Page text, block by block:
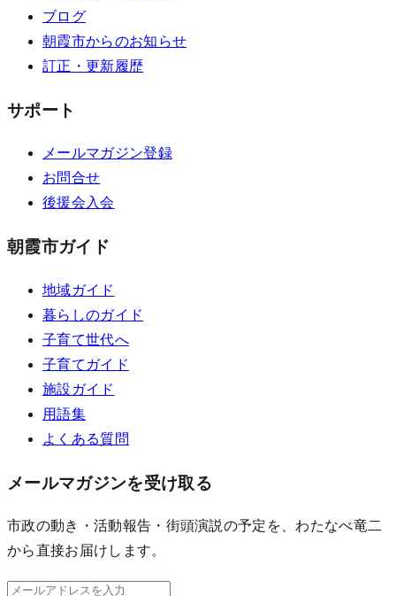
ブログ
朝霞市からのお知らせ
訂正・更新履歴
サポート
メールマガジン登録
お問合せ
後援会入会
朝霞市ガイド
地域ガイド
暮らしのガイド
子育て世代へ
子育てガイド
施設ガイド
用語集
よくある質問
メールマガジンを受け取る
市政の動き・活動報告・街頭演説の予定を、わたなべ竜二
から直接お届けします。